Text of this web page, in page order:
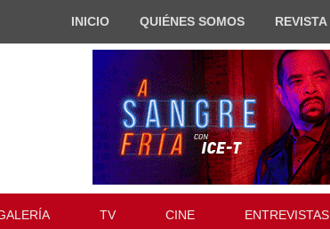
INICIO QUIÉNES SOMOS REVISTA
TV CINE ENTREVISTAS